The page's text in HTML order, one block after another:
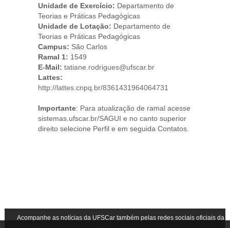
Unidade de Exercício: Departamento de
Teorias e Práticas Pedagógicas
Unidade de Lotação: Departamento de
Teorias e Práticas Pedagógicas
Campus: São Carlos
Ramal 1: 1549
E-Mail: tatiane.rodrigues@ufscar.br
Lattes:
http://lattes.cnpq.br/8361431964064731
Importante: Para atualização de ramal acesse
sistemas.ufscar.br/SAGUI e no canto superior
direito selecione Perfil e em seguida Contatos.
Acompanhe as notícias da UFSCar também pelas redes sociais oficiais da